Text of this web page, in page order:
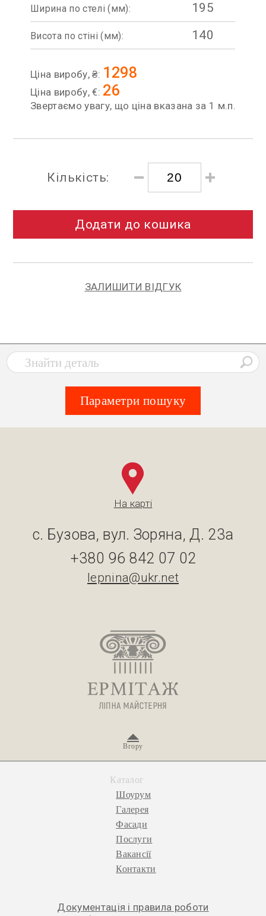
Ширина по стелі (мм): 195
Висота по стіні (мм): 140
Ціна виробу, ₴: 1298
Ціна виробу, €: 26
Звертаємо увагу, що ціна вказана за 1 м.п.
Кількість:
Додати до кошика
ЗАЛИШИТИ ВІДГУК
Параметри пошуку
На карті
с. Бузова, вул. Зоряна, Д. 23а
+380 96 842 07 02
lepnina@ukr.net
Вгору
Каталог
Шоурум
Галерея
Фасади
Послуги
Вакансії
Контакти
Документація і правила роботи